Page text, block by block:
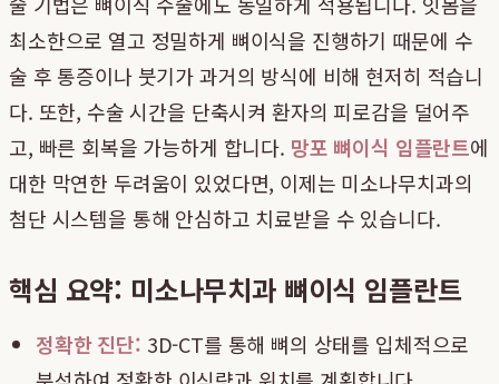
최소한으로 열고 정밀하게 뼈이식을 진행하기 때문에 수
술 후 통증이나 붓기가 과거의 방식에 비해 현저히 적습니
다. 또한, 수술 시간을 단축시켜 환자의 피로감을 덜어주
고, 빠른 회복을 가능하게 합니다. 망포 뼈이식 임플란트에
대한 막연한 두려움이 있었다면, 이제는 미소나무치과의
첨단 시스템을 통해 안심하고 치료받을 수 있습니다.
핵심 요약: 미소나무치과 뼈이식 임플란트
정확한 진단: 3D-CT를 통해 뼈의 상태를 입체적으로